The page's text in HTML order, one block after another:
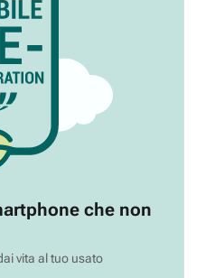
che non
vita al tuo usato